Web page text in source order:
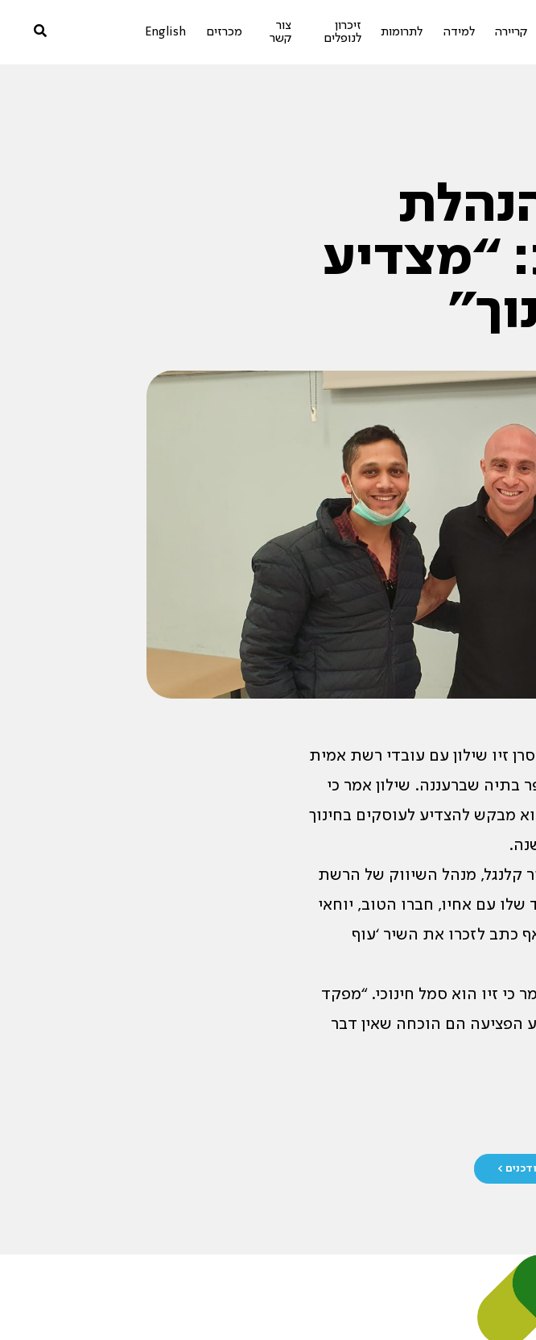
קריירה למידה לתרומות
זיכרון
לנופלים
צור
קשר
מכרזים English
“מצדיע
זיו שילון עם עובדי רשת אמית
בתיה שברעננה. שילון אמר כי
מבקש להצדיע לעוסקים בחינוך
קלנגל, מנהל השיווק של הרשת
עם אחיו, חברו הטוב, יוחאי
כתב לזכרו את השיר ‘עוף
כי זיו הוא סמל חינוכי. “מפקד
הפציעה הם הוכחה שאין דבר
>